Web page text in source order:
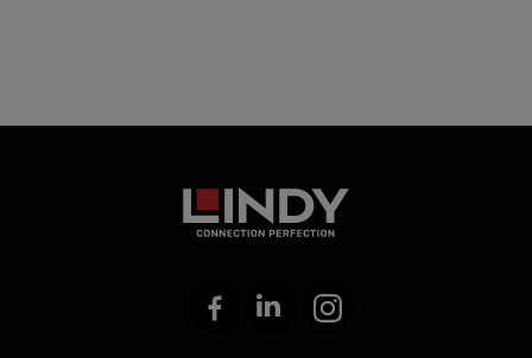
FacebookLinkedIn Instagram